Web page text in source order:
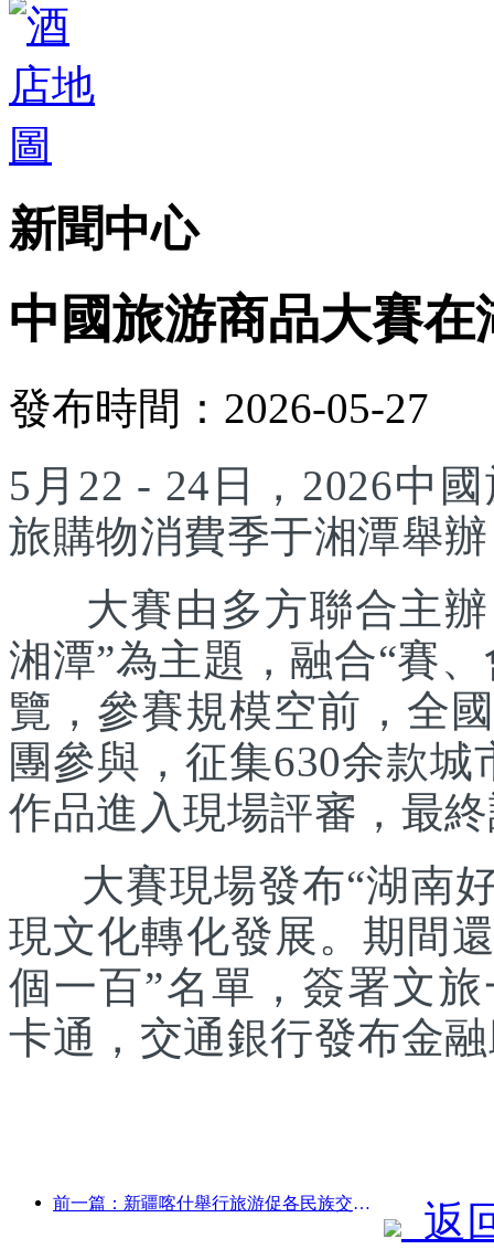
新聞中心
中國旅游商品大賽
發布時間：2026-05-27
5月22 - 24日，2026中
旅購物消費季于湘潭舉
大賽由多方聯合主辦
湘潭”為主題，融合“賽
覽，參賽規模空前，全
團參與，征集630余款
作品進入現場評審，最
大賽現場發布“湖南好
現文化轉化發展。期間
個一百”名單，簽署文
卡通，交通銀行發布金
前一篇：新疆喀什舉行旅游促各民族交流推廣活動 返